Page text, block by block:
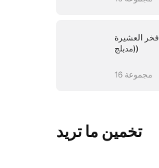
فخر العشيرة
(مدبلج)
16 مجموعة
تخمين ما تريد